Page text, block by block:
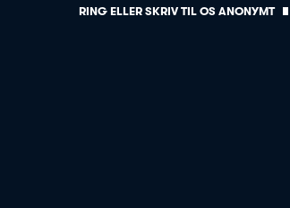
RING ELLER SKRIV TIL OS ANONYMT